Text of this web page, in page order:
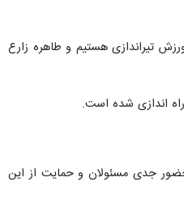
تیراندازی هستیم و طاهره زارع
جدی مسئولان و حمایت از این